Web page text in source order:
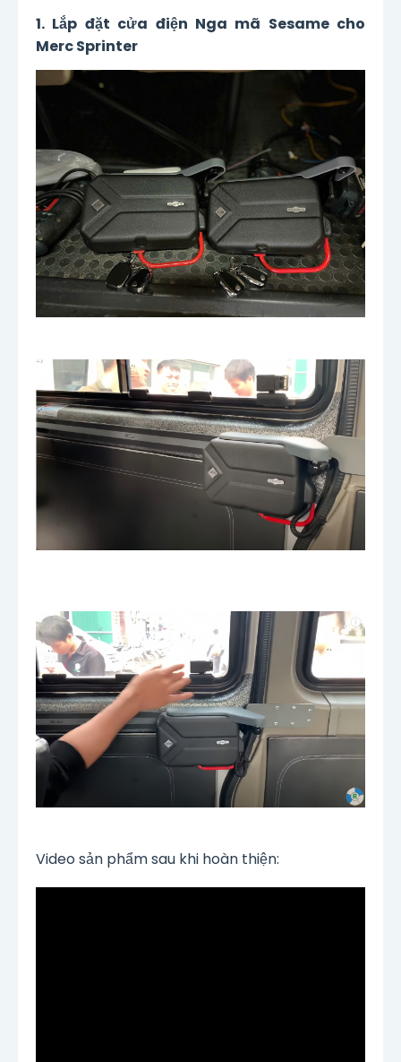
1. Lắp đặt cửa điện Nga mã Sesame cho
Merc Sprinter
Video sản phẩm sau khi hoàn thiện: